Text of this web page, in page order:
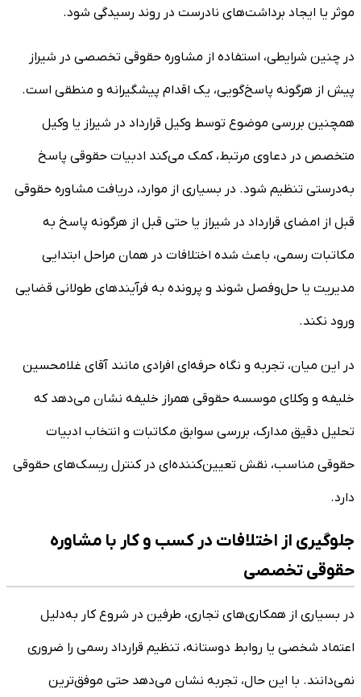
موثر یا ایجاد برداشت‌های نادرست در روند رسیدگی شود.
در چنین شرایطی، استفاده از مشاوره حقوقی تخصصی در شیراز
پیش از هرگونه پاسخ‌گویی، یک اقدام پیشگیرانه و منطقی است.
همچنین بررسی موضوع توسط وکیل قرارداد در شیراز یا وکیل
متخصص در دعاوی مرتبط، کمک می‌کند ادبیات حقوقی پاسخ
به‌درستی تنظیم شود. در بسیاری از موارد، دریافت مشاوره حقوقی
قبل از امضای قرارداد در شیراز یا حتی قبل از هرگونه پاسخ به
مکاتبات رسمی، باعث شده اختلافات در همان مراحل ابتدایی
مدیریت یا حل‌وفصل شوند و پرونده به فرآیندهای طولانی قضایی
ورود نکند.
در این میان، تجربه و نگاه حرفه‌ای افرادی مانند آقای غلامحسین
خلیفه و وکلای موسسه حقوقی همراز خلیفه نشان می‌دهد که
تحلیل دقیق مدارک، بررسی سوابق مکاتبات و انتخاب ادبیات
حقوقی مناسب، نقش تعیین‌کننده‌ای در کنترل ریسک‌های حقوقی
دارد.
جلوگیری از اختلافات در کسب و کار با مشاوره
حقوقی تخصصی
در بسیاری از همکاری‌های تجاری، طرفین در شروع کار به‌دلیل
اعتماد شخصی یا روابط دوستانه، تنظیم قرارداد رسمی را ضروری
نمی‌دانند. با این حال، تجربه نشان می‌دهد حتی موفق‌ترین